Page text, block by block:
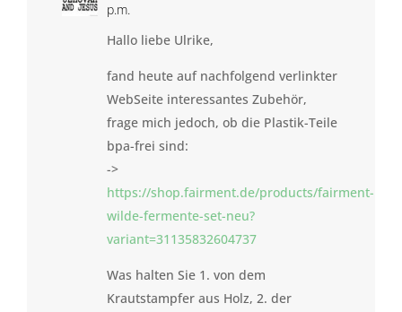
p.m.
Hallo liebe Ulrike,
fand heute auf nachfolgend verlinkter
WebSeite interessantes Zubehör,
frage mich jedoch, ob die Plastik-Teile
bpa-frei sind:
->
https://shop.fairment.de/products/fairment-
wilde-fermente-set-neu?
variant=31135832604737
Was halten Sie 1. von dem
Krautstampfer aus Holz, 2. der